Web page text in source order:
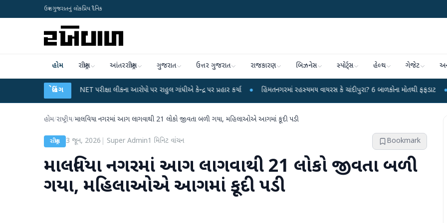
ઉત્તર ગુજરાતનું લોકપ્રિય દૈનિક
હોમ રાષ્ટ્રીય આંતરરાષ્ટ્રીય ગુજરાત ઉત્તર ગુજરાત રાજકારણ બિઝનેસ સ્પોર્ટ્સ હેલ્થ ગેજેટ
બ્રેકિંગ
UGC-NET પરીક્ષા લીકના આરોપો પર રાહુલ ગાંધીએ કેન્દ્ર પર પ્રહાર કર્યા ● હિંમતનગરમાં રહસ્યમય વાયરસ કે ચાંદીપુરા? 6 બાળકોના મોતથી ફફડાટ ● હવામાન
હોમ/રાષ્ટ્રીય/માલવિયા નગરમાં આગ લાગવાથી 21 લોકો જીવતા બળી ગયા, મહિલાઓએ આગમાં કૂદી પડી
રાષ્ટ્રીય 3 જૂન, 2026 Super Admin1 મિનિટ વાંચન Bookmark
માલવિયા નગરમાં આગ લાગવાથી 21 લોકો જીવતા બળી
ગયા, મહિલાઓએ આગમાં કૂદી પડી